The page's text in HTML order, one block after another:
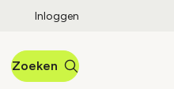
Inloggen
Zoeken